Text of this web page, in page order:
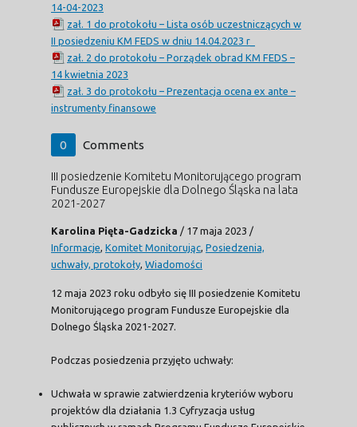
14-04-2023
zał. 1 do protokołu – Lista osób uczestniczących w
II posiedzeniu KM FEDS w dniu 14.04.2023 r_
zał. 2 do protokołu – Porządek obrad KM FEDS –
14 kwietnia 2023
zał. 3 do protokołu – Prezentacja ocena ex ante –
instrumenty finansowe
0 Comments
III posiedzenie Komitetu Monitorującego program
Fundusze Europejskie dla Dolnego Śląska na lata
2021-2027
Karolina Pięta-Gadzicka / 17 maja 2023 /
Informacje Komitet Monitorując Posiedzenia,
uchwały, protokoły Wiadomości
12 maja 2023 roku odbyło się III posiedzenie Komitetu
Monitorującego program Fundusze Europejskie dla
Dolnego Śląska 2021-2027.
Podczas posiedzenia przyjęto uchwały:
Uchwała w sprawie zatwierdzenia kryteriów wyboru
projektów dla działania 1.3 Cyfryzacja usług